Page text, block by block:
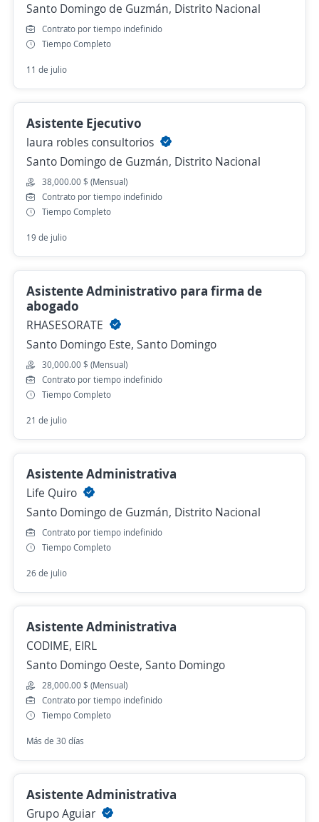
Santo Domingo de Guzmán, Distrito Nacional
Contrato por tiempo indefinido
Tiempo Completo
11 de julio
Asistente Ejecutivo
laura robles consultorios
Santo Domingo de Guzmán, Distrito Nacional
38,000.00 $ (Mensual)
Contrato por tiempo indefinido
Tiempo Completo
19 de julio
Asistente Administrativo para firma de
abogado
RHASESORATE
Santo Domingo Este, Santo Domingo
30,000.00 $ (Mensual)
Contrato por tiempo indefinido
Tiempo Completo
21 de julio
Asistente Administrativa
Life Quiro
Santo Domingo de Guzmán, Distrito Nacional
Contrato por tiempo indefinido
Tiempo Completo
26 de julio
Asistente Administrativa
CODIME, EIRL
Santo Domingo Oeste, Santo Domingo
28,000.00 $ (Mensual)
Contrato por tiempo indefinido
Tiempo Completo
Más de 30 días
Asistente Administrativa
Grupo Aguiar